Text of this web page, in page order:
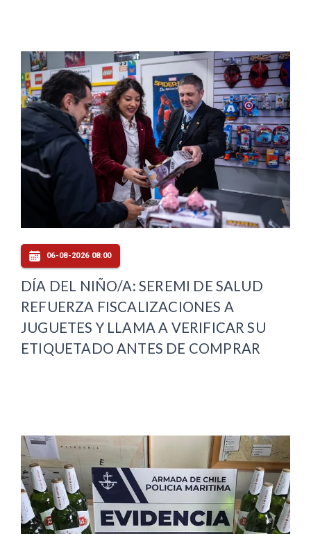
06-08-2026 08:00
DÍA DEL NIÑO/A: SEREMI DE SALUD
REFUERZA FISCALIZACIONES A
JUGUETES Y LLAMA A VERIFICAR SU
ETIQUETADO ANTES DE COMPRAR